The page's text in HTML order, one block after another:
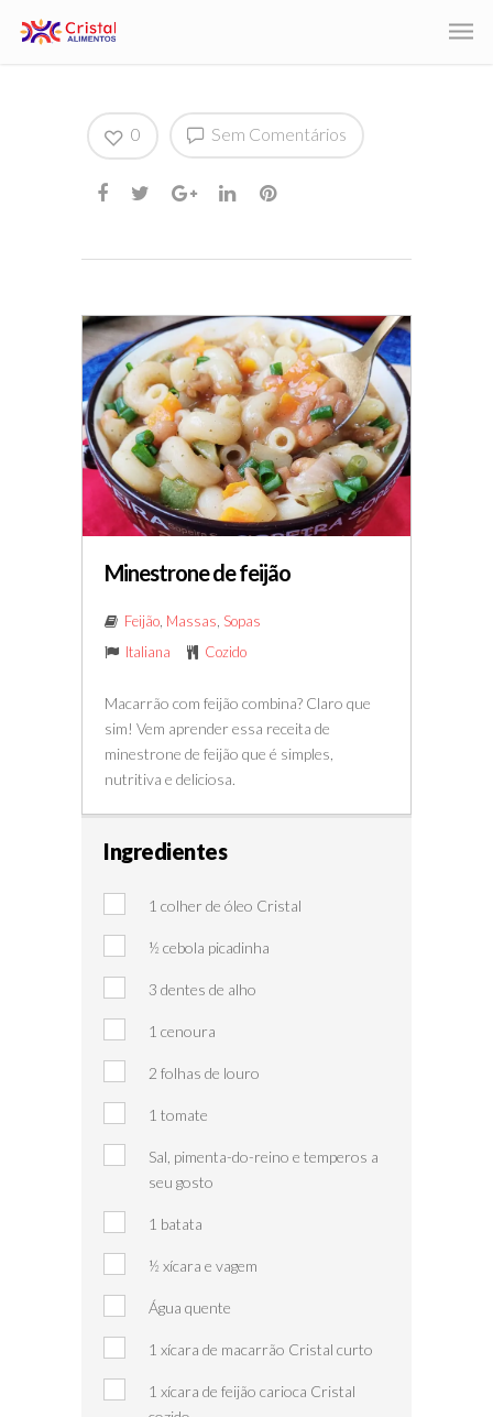
Sem Comentários
0
Minestrone de feijão
Feijão Massas Sopas
Italiana
Cozido
Macarrão com feijão combina? Claro que
sim! Vem aprender essa receita de
minestrone de feijão que é simples,
nutritiva e deliciosa.
Ingredientes
1 colher de óleo Cristal
½ cebola picadinha
3 dentes de alho
1 cenoura
2 folhas de louro
1 tomate
Sal, pimenta-do-reino e temperos a
seu gosto
1 batata
½ xícara e vagem
Água quente
1 xícara de macarrão Cristal curto
1 xícara de feijão carioca Cristal